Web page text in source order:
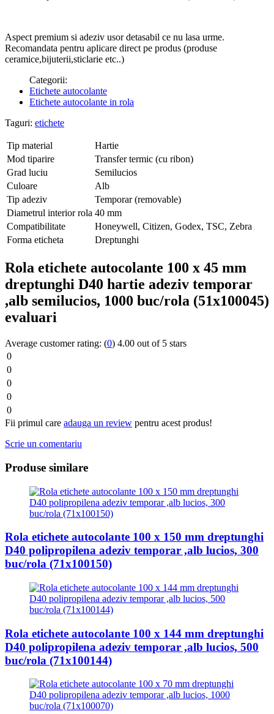
Aspect premium si adeziv usor detasabil ce nu lasa urme.
Recomandata pentru aplicare direct pe produs (produse
ceramice,bijuterii,sticlarie etc..)
Categorii:
Etichete autocolante
Etichete autocolante in rola
Taguri: etichete
Tip material
Hartie
Mod tiparire
Transfer termic (cu ribon)
Grad luciu
Semilucios
Culoare
Alb
Tip adeziv
Temporar (removable)
Diametrul interior rola 40 mm
Compatibilitate
Honeywell, Citizen, Godex, TSC, Zebra
Forma eticheta
Dreptunghi
Rola etichete autocolante 100 x 45 mm
dreptunghi D40 hartie adeziv temporar
,alb semilucios, 1000 buc/rola (51x100045)
evaluari
Average customer rating: (0) 4.00 out of 5 stars
0
0
0
0
0
Fii primul care adauga un review pentru acest produs!
Scrie un comentariu
Produse similare
Rola etichete autocolante 100 x 150 mm dreptunghi
D40 polipropilena adeziv temporar ,alb lucios, 300
buc/rola (71x100150)
Rola etichete autocolante 100 x 144 mm dreptunghi
D40 polipropilena adeziv temporar ,alb lucios, 500
buc/rola (71x100144)